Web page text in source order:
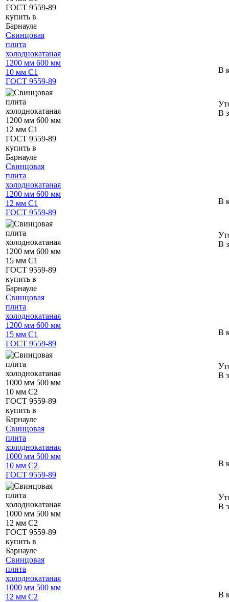
Свинцовая
плита
холоднокатаная
1200 мм 600 мм
10 мм С1
ГОСТ 9559-89
В
Свинцовая
плита
холоднокатаная
1200 мм 600 мм
12 мм С1
ГОСТ 9559-89
В
В
Свинцовая
плита
холоднокатаная
1200 мм 600 мм
15 мм С1
ГОСТ 9559-89
В
В
Свинцовая
плита
холоднокатаная
1000 мм 500 мм
10 мм С2
ГОСТ 9559-89
В
В
Свинцовая
плита
холоднокатаная
1000 мм 500 мм
12 мм С2
В
В